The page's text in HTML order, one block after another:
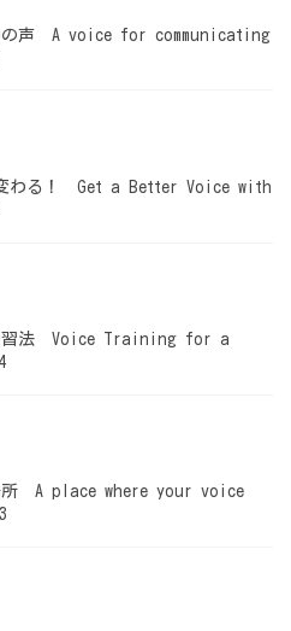
の声 A voice for communicating
変わる！ Get a Better Voice with
練習法 Voice Training for a
所 A place where your voice